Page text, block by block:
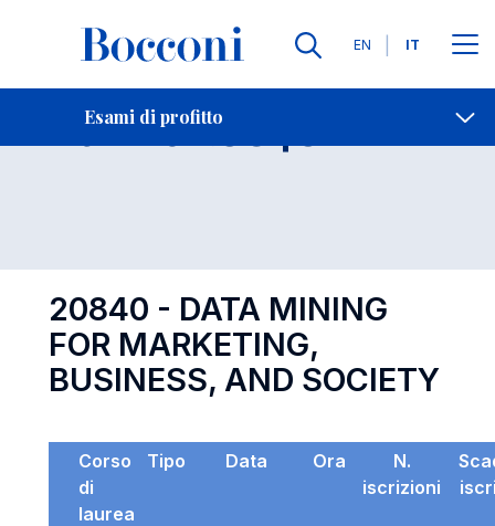
Lingue
EN IT
Esami di profitto
Contatti
Esame 20840 Open
20840 - DATA MINING
FOR MARKETING,
BUSINESS, AND SOCIETY
Corso
di
laurea
Tipo Data Ora
N.
iscrizioni